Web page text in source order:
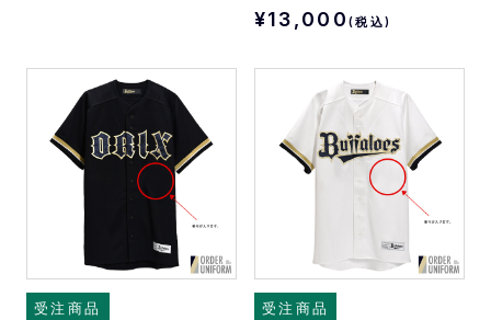
¥13,000(税込)
受注商品 受注商品